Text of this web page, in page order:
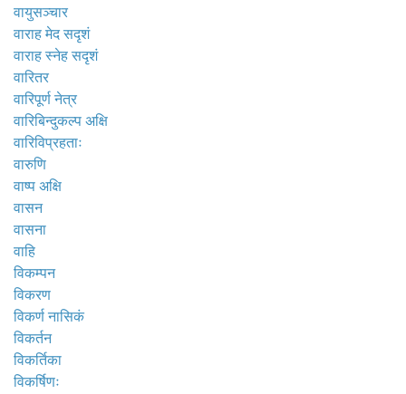
वायुसञ्चार
वाराह मेद सदृशं
वाराह स्नेह सदृशं
वारितर
वारिपूर्ण नेत्र
वारिबिन्दुकल्प अक्षि
वारिविप्रहताः
वारुणि
वाष्प अक्षि
वासन
वासना
वाहि
विकम्पन
विकरण
विकर्ण नासिकं
विकर्तन
विकर्तिका
विकर्षिणः